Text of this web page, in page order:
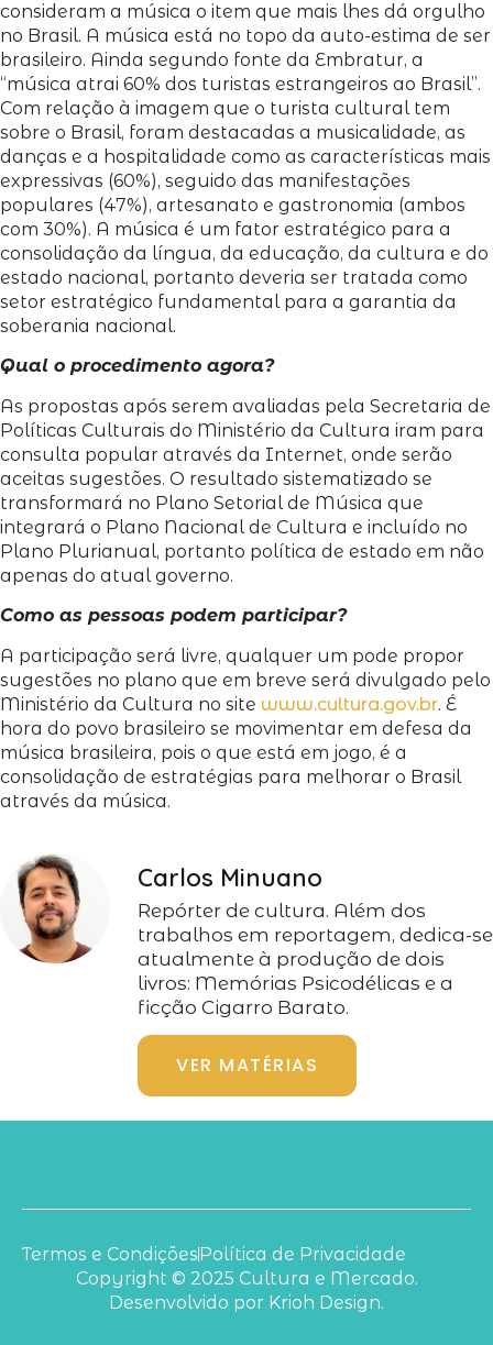
consideram a música o item que mais lhes dá orgulho
no Brasil. A música está no topo da auto-estima de ser
brasileiro. Ainda segundo fonte da Embratur, a
“música atrai 60% dos turistas estrangeiros ao Brasil”.
Com relação à imagem que o turista cultural tem
sobre o Brasil, foram destacadas a musicalidade, as
danças e a hospitalidade como as características mais
expressivas (60%), seguido das manifestações
populares (47%), artesanato e gastronomia (ambos
com 30%). A música é um fator estratégico para a
consolidação da língua, da educação, da cultura e do
estado nacional, portanto deveria ser tratada como
setor estratégico fundamental para a garantia da
soberania nacional.
Qual o procedimento agora?
As propostas após serem avaliadas pela Secretaria de
Políticas Culturais do Ministério da Cultura iram para
consulta popular através da Internet, onde serão
aceitas sugestões. O resultado sistematizado se
transformará no Plano Setorial de Música que
integrará o Plano Nacional de Cultura e incluído no
Plano Plurianual, portanto política de estado em não
apenas do atual governo.
Como as pessoas podem participar?
A participação será livre, qualquer um pode propor
sugestões no plano que em breve será divulgado pelo
Ministério da Cultura no site www.cultura.gov.br. É
hora do povo brasileiro se movimentar em defesa da
música brasileira, pois o que está em jogo, é a
consolidação de estratégias para melhorar o Brasil
através da música.
Carlos Minuano
Repórter de cultura. Além dos
trabalhos em reportagem, dedica-se
atualmente à produção de dois
livros: Memórias Psicodélicas e a
ficção Cigarro Barato.
VER MATÉRIAS
Copyright © 2025 Cultura e Mercado.
Desenvolvido por Krioh Design.
Termos e CondiçõesPolítica de Privacidade